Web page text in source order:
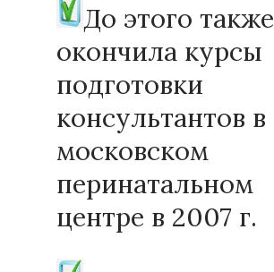
До этого также
окончила курсы
подготовки
консультантов в
московском
перинатальном
центре в 2007 г.